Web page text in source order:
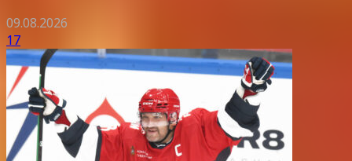
09.08.2026
17